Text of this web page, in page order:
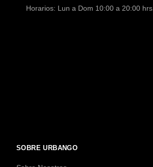
Horarios: Lun a Dom 10:00 a 20:00 hrs.
SOBRE URBANGO